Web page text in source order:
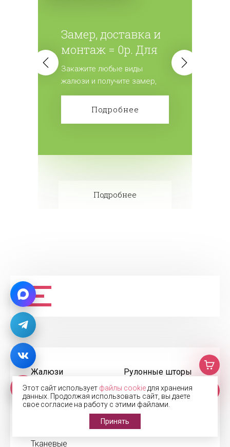
Замер, доставка и
монтаж = 0р. Для
всех жалюзи.
Закажите любые виды
жалюзи и получите замер,
доставку и монтаж
бесплатно! Сделайте заказ!
Подробнее
Подробнее
Жалюзи
Горизонтальные
Деревянные
Тканевые
Рулонные шторы
Блэкаут
День-Ночь
Кассетные
С электроприводом
Этот сайт использует файлы cookie для хранения
данных. Продолжая использовать сайт, вы даете
свое согласие на работу с этими файлами.
Принять